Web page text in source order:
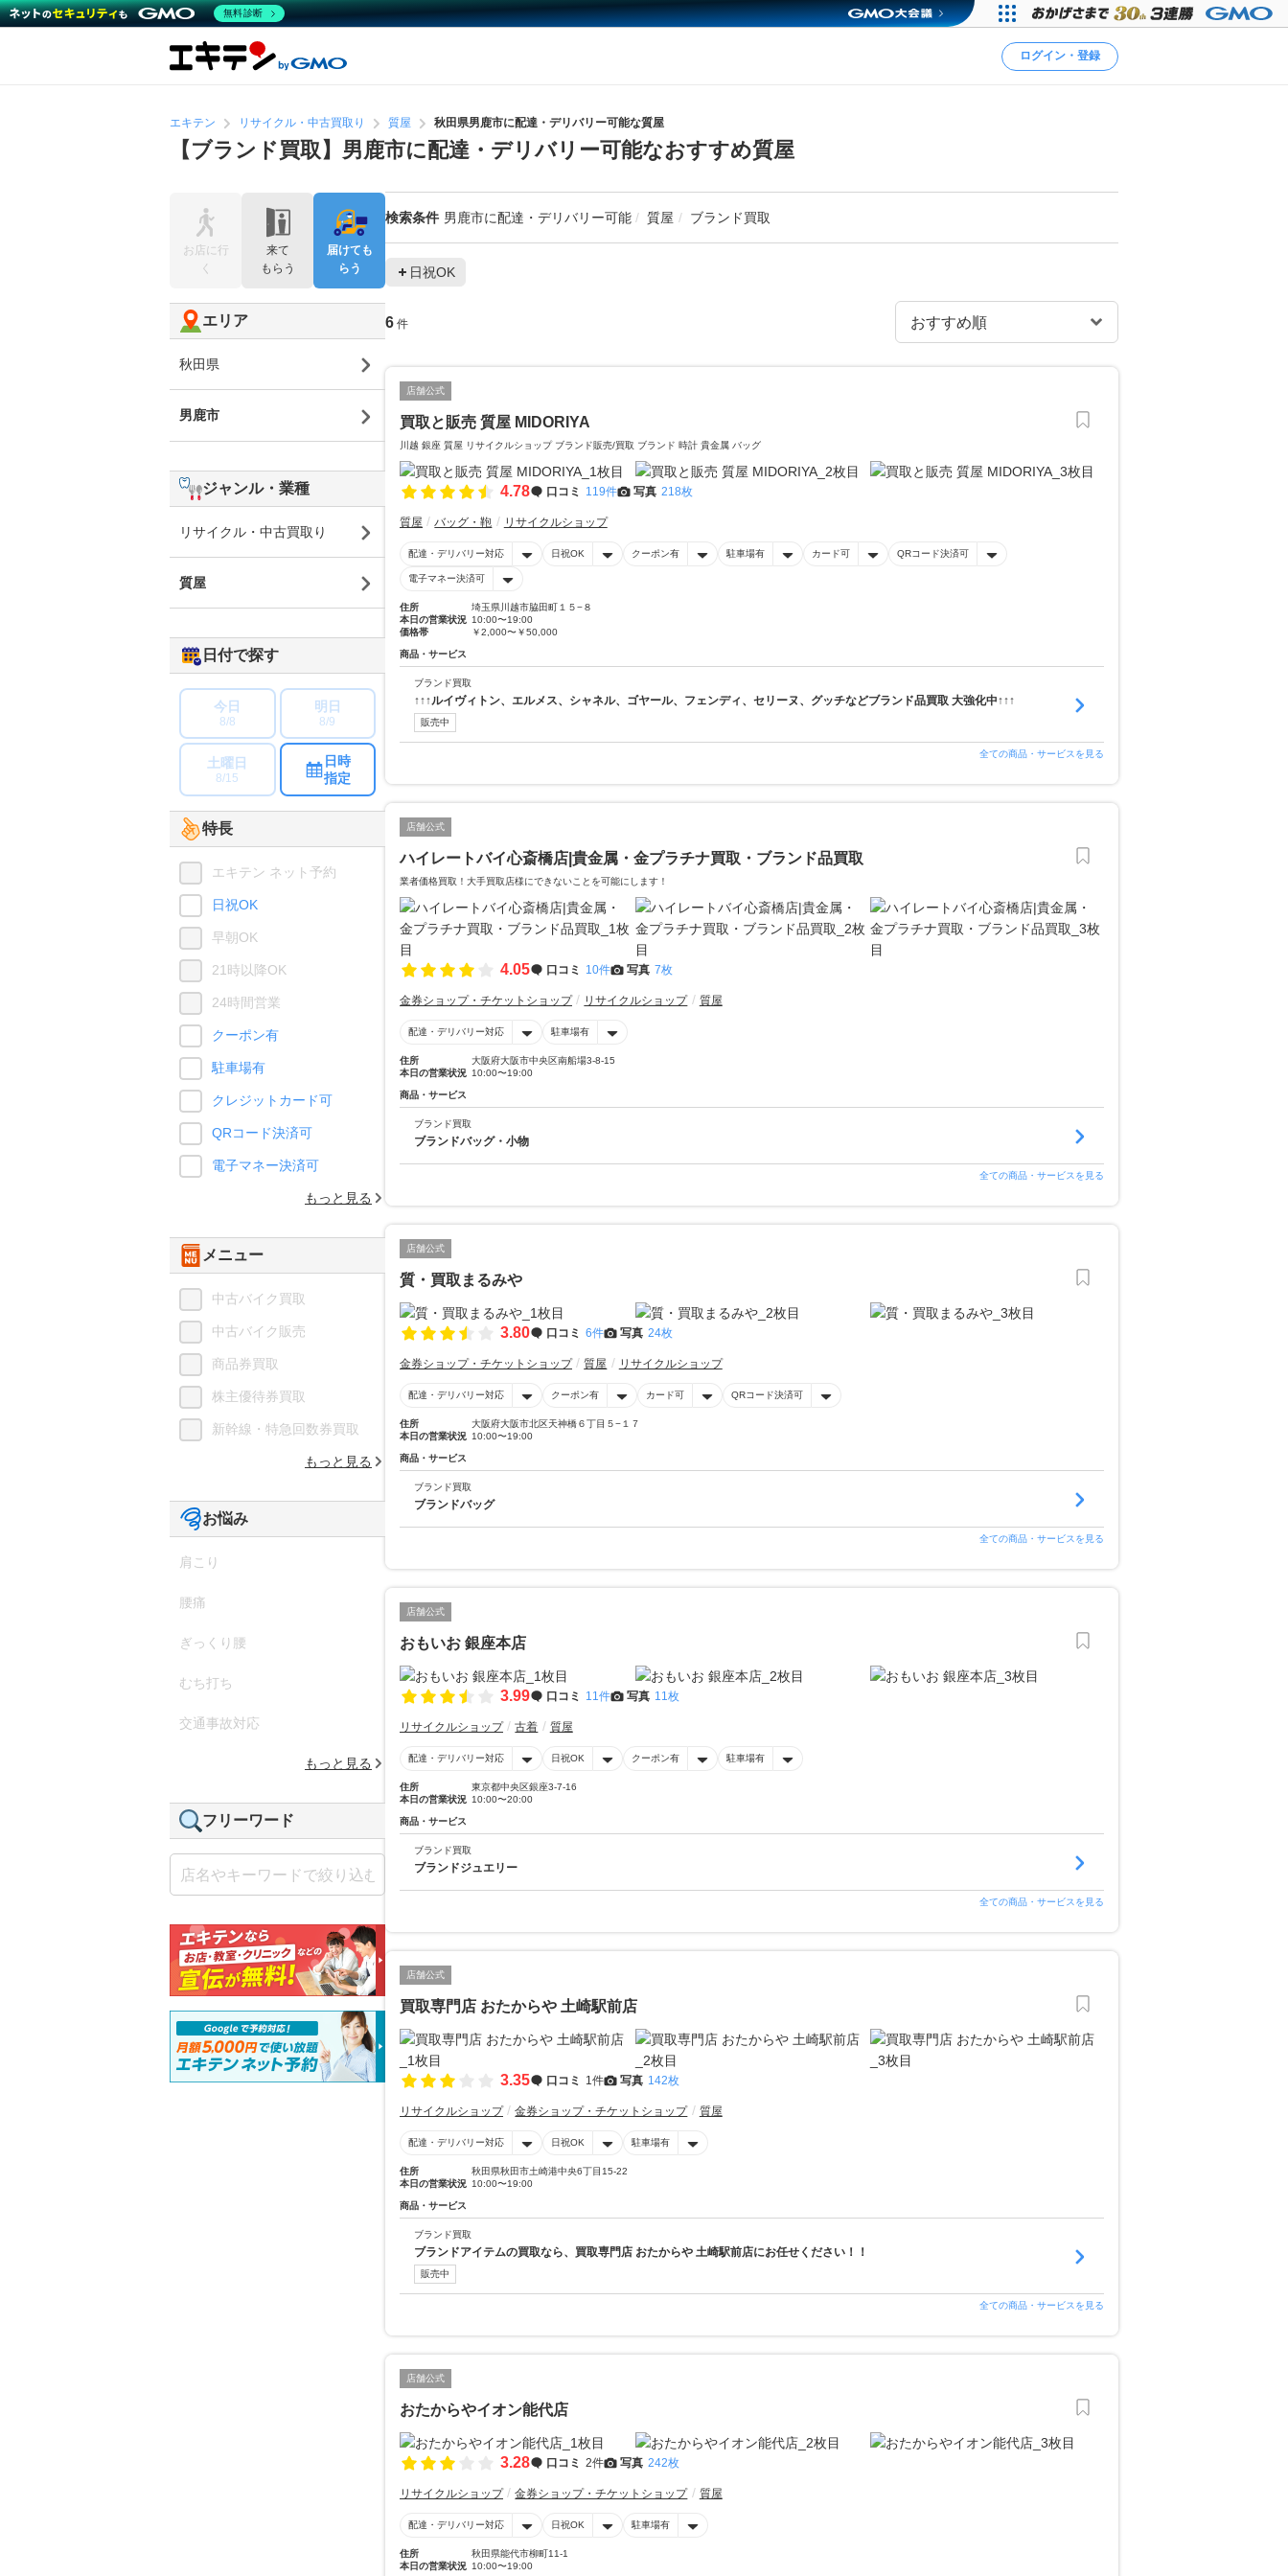
ログイン・登録
エキテン リサイクル・中古買取り 質屋 秋田県男鹿市に配達・デリバリー可能な質屋
【ブランド買取】男鹿市に配達・デリバリー可能なおすすめ質屋
検索条件 男鹿市に配達・デリバリー可能 質屋 ブランド買取
日祝OK
6 件
店舗公式
買取と販売 質屋 MIDORIYA
川越 銀座 質屋 リサイクルショップ ブランド販売/買取 ブランド 時計 貴金属 バッグ
4.78 口コミ 119件 写真 218枚
質屋 バッグ・鞄 リサイクルショップ
配達・デリバリー対応 日祝OK クーポン有 駐車場有 カード可 QRコード決済可
電子マネー決済可
住所
埼玉県川越市脇田町１５−８
本日の営業状況 10:00〜19:00
価格帯
￥2,000〜￥50,000
商品・サービス
ブランド買取
↑↑↑ルイヴィトン、エルメス、シャネル、ゴヤール、フェンディ、セリーヌ、グッチなどブランド品買取 大強化中↑↑↑
販売中
全ての商品・サービスを見る
店舗公式
ハイレートバイ心斎橋店|貴金属・金プラチナ買取・ブランド品買取
業者価格買取！大手買取店様にできないことを可能にします！
4.05 口コミ 10件 写真 7枚
金券ショップ・チケットショップ リサイクルショップ 質屋
配達・デリバリー対応 駐車場有
住所
大阪府大阪市中央区南船場3-8-15
本日の営業状況 10:00〜19:00
商品・サービス
ブランド買取
ブランドバッグ・小物
全ての商品・サービスを見る
店舗公式
質・買取まるみや
3.80 口コミ 6件 写真 24枚
金券ショップ・チケットショップ 質屋 リサイクルショップ
配達・デリバリー対応 クーポン有 カード可 QRコード決済可
住所
大阪府大阪市北区天神橋６丁目５−１７
本日の営業状況 10:00〜19:00
商品・サービス
ブランド買取
ブランドバッグ
全ての商品・サービスを見る
店舗公式
おもいお 銀座本店
3.99 口コミ 11件 写真 11枚
リサイクルショップ 古着 質屋
配達・デリバリー対応 日祝OK クーポン有 駐車場有
住所
東京都中央区銀座3-7-16
本日の営業状況 10:00〜20:00
商品・サービス
ブランド買取
ブランドジュエリー
全ての商品・サービスを見る
店舗公式
買取専門店 おたからや 土崎駅前店
3.35 口コミ 1件 写真 142枚
リサイクルショップ 金券ショップ・チケットショップ 質屋
配達・デリバリー対応 日祝OK 駐車場有
住所
秋田県秋田市土崎港中央6丁目15-22
本日の営業状況 10:00〜19:00
商品・サービス
ブランド買取
ブランドアイテムの買取なら、買取専門店 おたからや 土崎駅前店にお任せください！！
販売中
全ての商品・サービスを見る
店舗公式
おたからやイオン能代店
3.28 口コミ 2件 写真 242枚
リサイクルショップ 金券ショップ・チケットショップ 質屋
配達・デリバリー対応 日祝OK 駐車場有
住所
秋田県能代市柳町11-1
本日の営業状況 10:00〜19:00
お店に行
く
来て
もらう
届けても
らう
エリア
秋田県
男鹿市
ジャンル・業種
リサイクル・中古買取り
質屋
日付で探す
今日
8/8
明日
8/9
土曜日
8/15
日時
指定
特長
エキテン ネット予約
日祝OK
早朝OK
21時以降OK
24時間営業
クーポン有
駐車場有
クレジットカード可
QRコード決済可
電子マネー決済可
もっと見る
メニュー
中古バイク買取
中古バイク販売
商品券買取
株主優待券買取
新幹線・特急回数券買取
もっと見る
お悩み
肩こり
腰痛
ぎっくり腰
むち打ち
交通事故対応
もっと見る
フリーワード
無料診断